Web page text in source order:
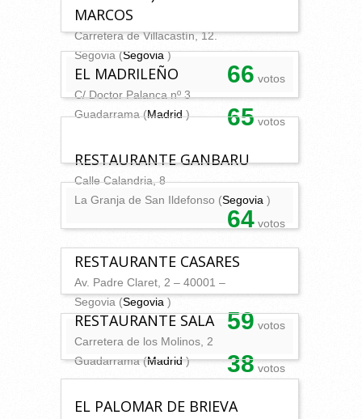
MARCOS
Carretera de Villacastín, 12.
Segovia (Segovia )
66 votos
EL MADRILEÑO
C/ Doctor Palanca nº 3
Guadarrama (Madrid ) 65votos
RESTAURANTE GANBARU
Calle Calandria, 8
La Granja de San Ildefonso (Segovia )
64 votos
RESTAURANTE CASARES
Av. Padre Claret, 2 – 40001 –
Segovia (Segovia )
59 votos
RESTAURANTE SALA
Carretera de los Molinos, 2
Guadarrama (Madrid ) 38 votos
EL PALOMAR DE BRIEVA